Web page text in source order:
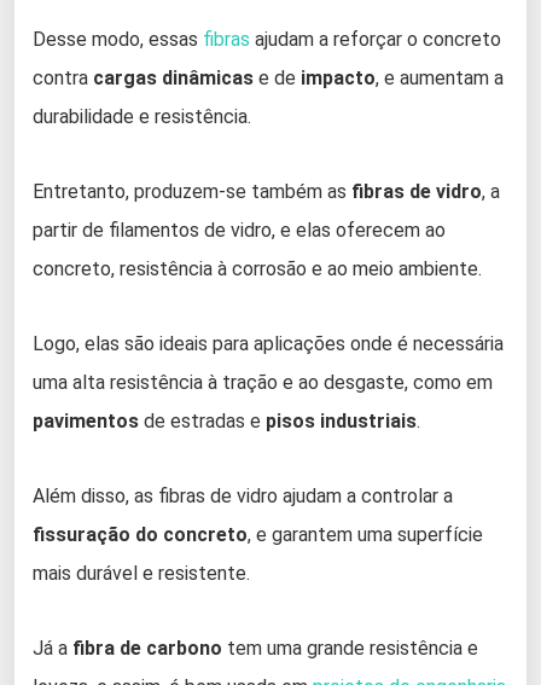
Desse modo, essas fibras ajudam a reforçar o concreto
contra cargas dinâmicas e de impacto, e aumentam a
durabilidade e resistência.
Entretanto, produzem-se também as fibras de vidro, a
partir de filamentos de vidro, e elas oferecem ao
concreto, resistência à corrosão e ao meio ambiente.
Logo, elas são ideais para aplicações onde é necessária
uma alta resistência à tração e ao desgaste, como em
pavimentos de estradas e pisos industriais.
Além disso, as fibras de vidro ajudam a controlar a
fissuração do concreto, e garantem uma superfície
mais durável e resistente.
Já a fibra de carbono tem uma grande resistência e